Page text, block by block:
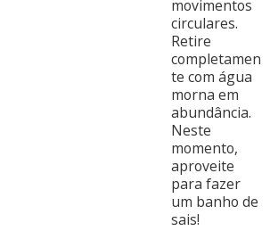
movimentos
circulares.
Retire
completamen
te com água
morna em
abundância.
Neste
momento,
aproveite
para fazer
um banho de
sais!